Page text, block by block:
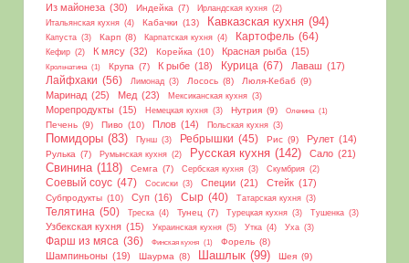
Из майонеза (30) Индейка (7) Ирландская кухня (2)
Итальянская кухня (4) Кабачки (13) Кавказская кухня (94)
Капуста (3) Карп (8) Карпатская кухня (4) Картофель (64)
Кефир (2) К мясу (32) Корейка (10) Красная рыба (15)
Крольчатина (1) Крупа (7) К рыбе (18) Курица (67) Лаваш (17)
Лайфхаки (56) Лимонад (3) Лосось (8) Люля-Кебаб (9)
Маринад (25) Мед (23) Мексиканская кухня (3)
Морепродукты (15) Немецкая кухня (3) Нутрия (9) Оленина (1)
Печень (9) Пиво (10) Плов (14) Польская кухня (3)
Помидоры (83) Пунш (3) Ребрышки (45) Рис (9) Рулет (14)
Рулька (7) Румынская кухня (2) Русская кухня (142) Сало (21)
Свинина (118) Семга (7) Сербская кухня (3) Скумбрия (2)
Соевый соус (47) Сосиски (3) Специи (21) Стейк (17)
Субпродукты (10) Суп (16) Сыр (40) Татарская кухня (3)
Телятина (50) Треска (4) Тунец (7) Турецкая кухня (3) Тушенка (3)
Узбекская кухня (15) Украинская кухня (5) Утка (4) Уха (3)
Фарш из мяса (36) Финская кухня (1) Форель (8)
Шампиньоны (19) Шаурма (8) Шашлык (99) Шея (9)